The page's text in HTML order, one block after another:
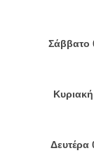
Σάββατο
Κυριακή
Δευτέρα